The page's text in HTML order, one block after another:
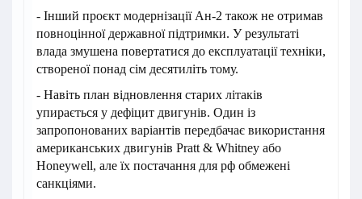
- Інший проєкт модернізації Ан-2 також не отримав
повноцінної державної підтримки. У результаті
влада змушена повертатися до експлуатації техніки,
створеної понад сім десятиліть тому.
- Навіть план відновлення старих літаків
упирається у дефіцит двигунів. Один із
запропонованих варіантів передбачає використання
американських двигунів Pratt & Whitney або
Honeywell, але їх постачання для рф обмежені
санкціями.